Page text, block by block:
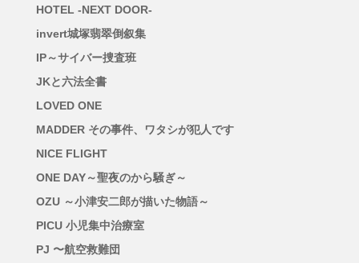
HOTEL -NEXT DOOR-
invert城塚翡翠倒叙集
IP～サイバー捜査班
JKと六法全書
LOVED ONE
MADDER その事件、ワタシが犯人です
NICE FLIGHT
ONE DAY～聖夜のから騒ぎ～
OZU ～小津安二郎が描いた物語～
PICU 小児集中治療室
PJ 〜航空救難団